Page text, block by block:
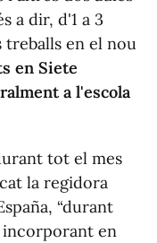
a dir, d'1 a 3
treballs en el nou
en Siete
a l'escola
tot el mes
la regidora
“durant
incorporant en